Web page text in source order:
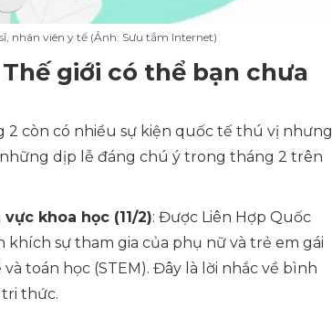
nhân viên y tế (Ảnh: Sưu tầm Internet)
giới có thể bạn chưa
còn có nhiều sự kiện quốc tế thú vị nhưng
dịp lễ đáng chú ý trong tháng 2 trên
khoa học (11/2): Được Liên Hợp Quốc
sự tham gia của phụ nữ và trẻ em gái
toán học (STEM). Đây là lời nhắc về bình
thức.